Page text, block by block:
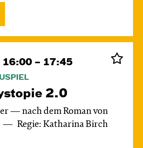
– 17:45
2.0
— nach dem Roman von
Regie: Katharina Birch